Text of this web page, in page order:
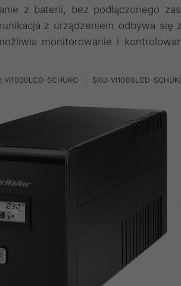
z baterii, bez podłączonego
z urządzeniem odbywa się
monitorowanie i
VI1000LCD-SCHUKO SKU: VI1000LCD-